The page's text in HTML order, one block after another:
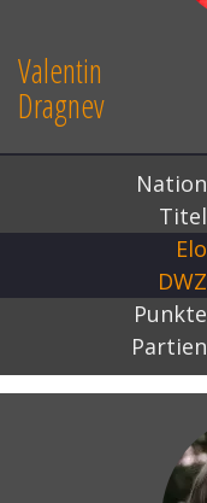
Valentin
Dragnev
Nation
Titel
Elo
DWZ
Punkte
Partien